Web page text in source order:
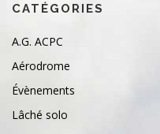
CATÉGORIES
A.G. ACPC
Aérodrome
Évènements
Lâché solo